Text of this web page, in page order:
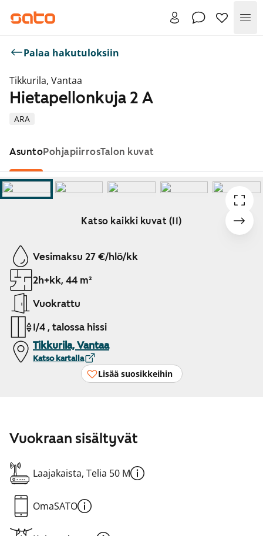
Palaa hakutuloksiin
Tikkurila, Vantaa
ARA
Hietapellonkuja 2 A
AsuntoPohjapiirrosTalon kuvat
Katso kaikki kuvat (11)
Näytetään dia 1 / 11
Vesimaksu 27 €/hlö/kk
2h+kk, 44 m²
Vuokrattu
1/4 , talossa hissi
Tikkurila, Vantaa
Katso kartalla
Lisää suosikkeihin
Vuokraan sisältyvät
Laajakaista, Telia 50 M
OmaSATO